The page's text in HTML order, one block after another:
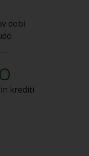
dobi
in krediti